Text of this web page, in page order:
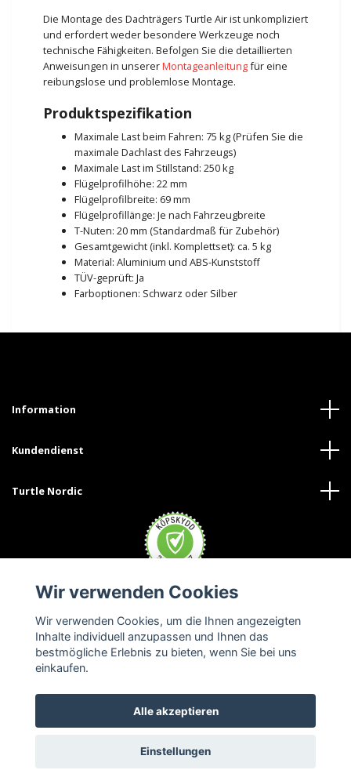
Die Montage des Dachträgers Turtle Air ist unkompliziert
und erfordert weder besondere Werkzeuge noch
technische Fähigkeiten. Befolgen Sie die detaillierten
Anweisungen in unsererMontageanleitungfür eine
reibungslose und problemlose Montage.
Produktspezifikation
Maximale Last beim Fahren: 75 kg (Prüfen Sie die
maximale Dachlast des Fahrzeugs)
Maximale Last im Stillstand: 250 kg
Flügelprofilhöhe: 22 mm
Flügelprofilbreite: 69 mm
Flügelprofillänge: Je nach Fahrzeugbreite
T-Nuten: 20 mm (Standardmaß für Zubehör)
Gesamtgewicht (inkl. Komplettset): ca. 5 kg
Material: Aluminium und ABS-Kunststoff
TÜV-geprüft: Ja
Farboptionen: Schwarz oder Silber
Information
Kundendienst
Turtle Nordic
© 2026 Turtle Nordic - Deutschland
Wir verwenden Cookies
Wir verwenden Cookies, um die Ihnen angezeigten
Inhalte individuell anzupassen und Ihnen das
bestmögliche Erlebnis zu bieten, wenn Sie bei uns
einkaufen.
Alle akzeptieren
Einstellungen